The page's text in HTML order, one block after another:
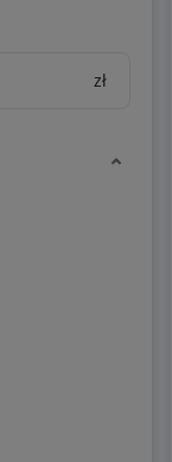
zł